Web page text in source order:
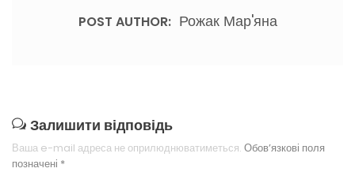
POST AUTHOR: Рожак Мар'яна
Залишити відповідь
Ваша e-mail адреса не оприлюднюватиметься. Обов’язкові поля
позначені *